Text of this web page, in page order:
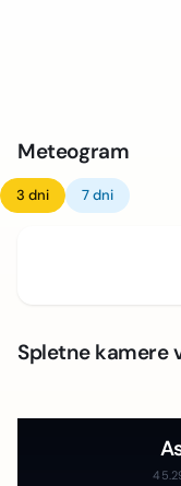
Meteogram
3 dni 7 dni
Spletne kamere